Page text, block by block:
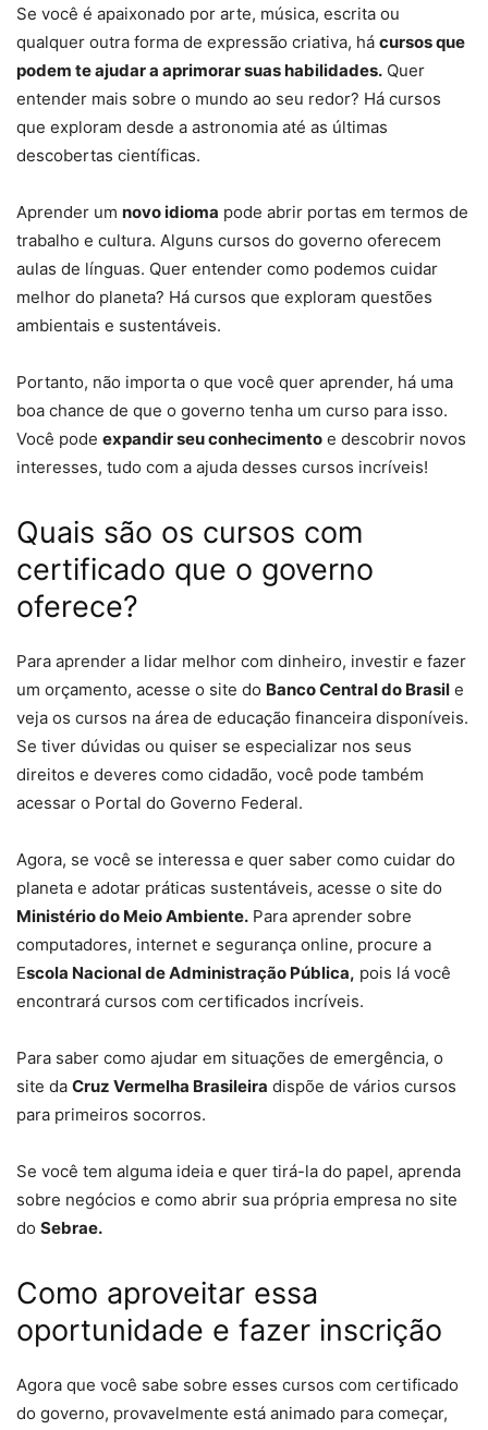
Se você é apaixonado por arte, música, escrita ou
qualquer outra forma de expressão criativa, há cursos que
podem te ajudar a aprimorar suas habilidades. Quer
entender mais sobre o mundo ao seu redor? Há cursos
que exploram desde a astronomia até as últimas
descobertas científicas.
Aprender um novo idioma pode abrir portas em termos de
trabalho e cultura. Alguns cursos do governo oferecem
aulas de línguas. Quer entender como podemos cuidar
melhor do planeta? Há cursos que exploram questões
ambientais e sustentáveis.
Portanto, não importa o que você quer aprender, há uma
boa chance de que o governo tenha um curso para isso.
Você pode expandir seu conhecimento e descobrir novos
interesses, tudo com a ajuda desses cursos incríveis!
Quais são os cursos com
certificado que o governo
oferece?
Para aprender a lidar melhor com dinheiro, investir e fazer
um orçamento, acesse o site do Banco Central do Brasil e
veja os cursos na área de educação financeira disponíveis.
Se tiver dúvidas ou quiser se especializar nos seus
direitos e deveres como cidadão, você pode também
acessar o Portal do Governo Federal.
Agora, se você se interessa e quer saber como cuidar do
planeta e adotar práticas sustentáveis, acesse o site do
Ministério do Meio Ambiente. Para aprender sobre
computadores, internet e segurança online, procure a
Escola Nacional de Administração Pública, pois lá você
encontrará cursos com certificados incríveis.
Para saber como ajudar em situações de emergência, o
site da Cruz Vermelha Brasileira dispõe de vários cursos
para primeiros socorros.
Se você tem alguma ideia e quer tirá-la do papel, aprenda
sobre negócios e como abrir sua própria empresa no site
do Sebrae.
Como aproveitar essa
oportunidade e fazer inscrição
Agora que você sabe sobre esses cursos com certificado
do governo, provavelmente está animado para começar,